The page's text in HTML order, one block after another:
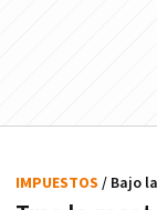
IMPUESTOS / Bajo